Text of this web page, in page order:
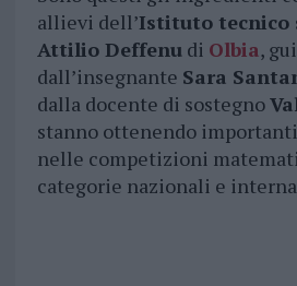
allievi dell’Istituto tecnico
Attilio Deffenudi Olbia,
dall’insegnante Sara
dalla docente di sostegno
stanno ottenendo
nelle competizioni
categorie nazionali e